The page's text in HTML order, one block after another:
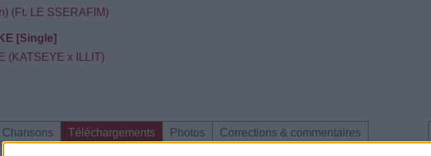
(Ft. LE SSERAFIM)
[Single]
(KATSEYE x ILLIT)
Téléchargements Photos Corrections & commentaires